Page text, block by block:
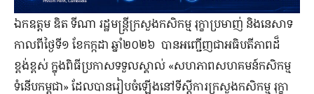
ឯកឧត្តម ឌិត ទីណា រដ្ឋមន្ត្រីក្រសួងកសិកម្ម រុក្ខាប្រមាញ់ និងនេសាទ
កាលពីថ្ងៃទី១ ខែកក្កដា ឆ្នាំ២០២៦ បានអញ្ជើញជាអធិបតីភាពដ៏
ខ្ពង់ខ្ពស់ ក្នុងពិធីប្រកាសទទួលស្គាល់ «សហភាពសហគមន៍កសិកម្ម
ទំនើបកម្ពុជា» ដែលបានរៀបចំឡើងនៅទីស្តីការក្រសួងកសិកម្ម រុក្ខា